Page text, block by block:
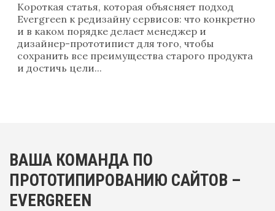
Короткая статья, которая объясняет подход
Evergreen к редизайну сервисов: что конкретно
и в каком порядке делает менеджер и
дизайнер-прототипист для того, чтобы
сохранить все преимущества старого продукта
и достичь цели...
ВАША КОМАНДА ПО
ПРОТОТИПИРОВАНИЮ САЙТОВ –
EVERGREEN